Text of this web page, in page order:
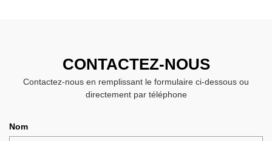
CONTACTEZ-NOUS
Contactez-nous en remplissant le formulaire ci-dessous ou
directement par téléphone
Nom